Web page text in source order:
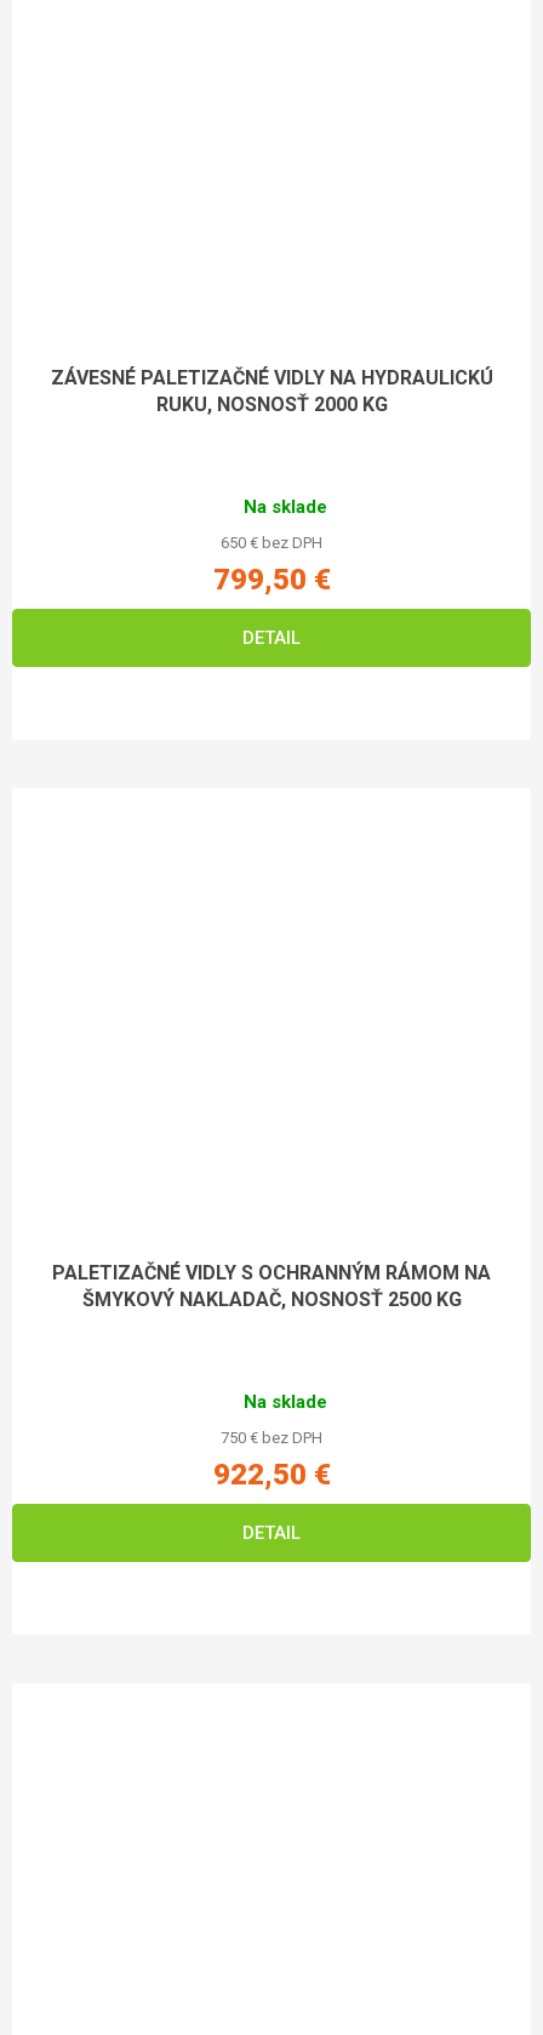
ZÁVESNÉ PALETIZAČNÉ VIDLY NA HYDRAULICKÚ
RUKU, NOSNOSŤ 2000 KG
Na sklade
650 € bez DPH
799,50 €
DETAIL
PALETIZAČNÉ VIDLY S OCHRANNÝM RÁMOM NA
ŠMYKOVÝ NAKLADAČ, NOSNOSŤ 2500 KG
Na sklade
750 € bez DPH
922,50 €
DETAIL